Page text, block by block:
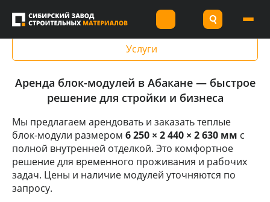
Услуги Аренда Аренда блок модулей
Услуги
Аренда блок-модулей в Абакане — быстрое
решение для стройки и бизнеса
Мы предлагаем арендовать и заказать теплые
блок-модули размером 6 250 × 2 440 × 2 630 мм с
полной внутренней отделкой. Это комфортное
решение для временного проживания и рабочих
задач. Цены и наличие модулей уточняются по
запросу.